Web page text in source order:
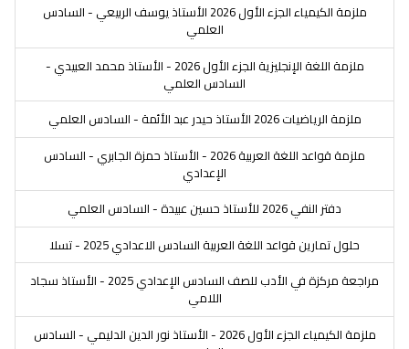
ملزمة الكيمياء الجزء الأول 2026 الأستاذ يوسف الربيعي - السادس
العلمي
ملزمة اللغة الإنجليزية الجزء الأول 2026 - الأستاذ محمد العبيدي -
السادس العلمي
ملزمة الرياضيات 2026 الأستاذ حيدر عبد الأئمة - السادس العلمي
ملزمة قواعد اللغة العربية 2026 - الأستاذ حمزة الجابري - السادس
الإعدادي
دفتر النفي 2026 للأستاذ حسين عبيدة - السادس العلمي
حلول تمارين قواعد اللغة العربية السادس الاعدادي 2025 - تسلا
مراجعة مركزة في الأدب للصف السادس الإعدادي 2025 - الأستاذ سجاد
اللامي
ملزمة الكيمياء الجزء الأول 2026 - الأستاذ نور الدين الدليمي - السادس